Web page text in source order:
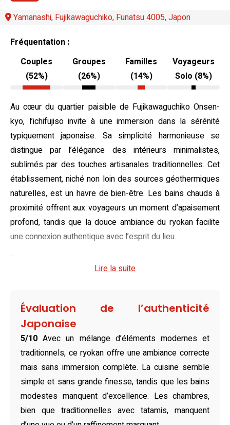
Yamanashi, Fujikawaguchiko, Funatsu 4005, Japon
Fréquentation :
Couples
(52%)
Groupes
(26%)
Familles
(14%)
Voyageurs
Solo (8%)
Au cœur du quartier paisible de Fujikawaguchiko Onsen-
kyo, l’ichifujiso invite à une immersion dans la sérénité
typiquement japonaise. Sa simplicité harmonieuse se
distingue par l’élégance des intérieurs minimalistes,
sublimés par des touches artisanales traditionnelles. Cet
établissement, niché non loin des sources géothermiques
naturelles, est un havre de bien-être. Les bains chauds à
proximité offrent aux voyageurs un moment d’apaisement
profond, tandis que la douce ambiance du ryokan facilite
une connexion authentique avec l’esprit du lieu.
Fujikawaguchiko sont pourvues d’un sol en tatami et
sommeil réparateur. Simples mais soigneusement
équipées, elles offrent une atmosphère conviviale et
reposante. La sobriété des espaces invite au
ressourcement, tandis que leurs commodités modernes,
telles que la climatisation et le Wi-Fi gratuit, ajoutent un
confort subtil à l’expérience de séjour.
Pour combler vos envies culinaires, un restaurant sur place
propose des saveurs asiatiques soigneusement
Lire la suite
Évaluation de l’authenticité
Japonaise
5/10 Avec un mélange d’éléments modernes et
traditionnels, ce ryokan offre une ambiance correcte
mais sans immersion complète. La cuisine semble
simple et sans grande finesse, tandis que les bains
modestes manquent d’excellence. Les chambres,
bien que traditionnelles avec tatamis, manquent